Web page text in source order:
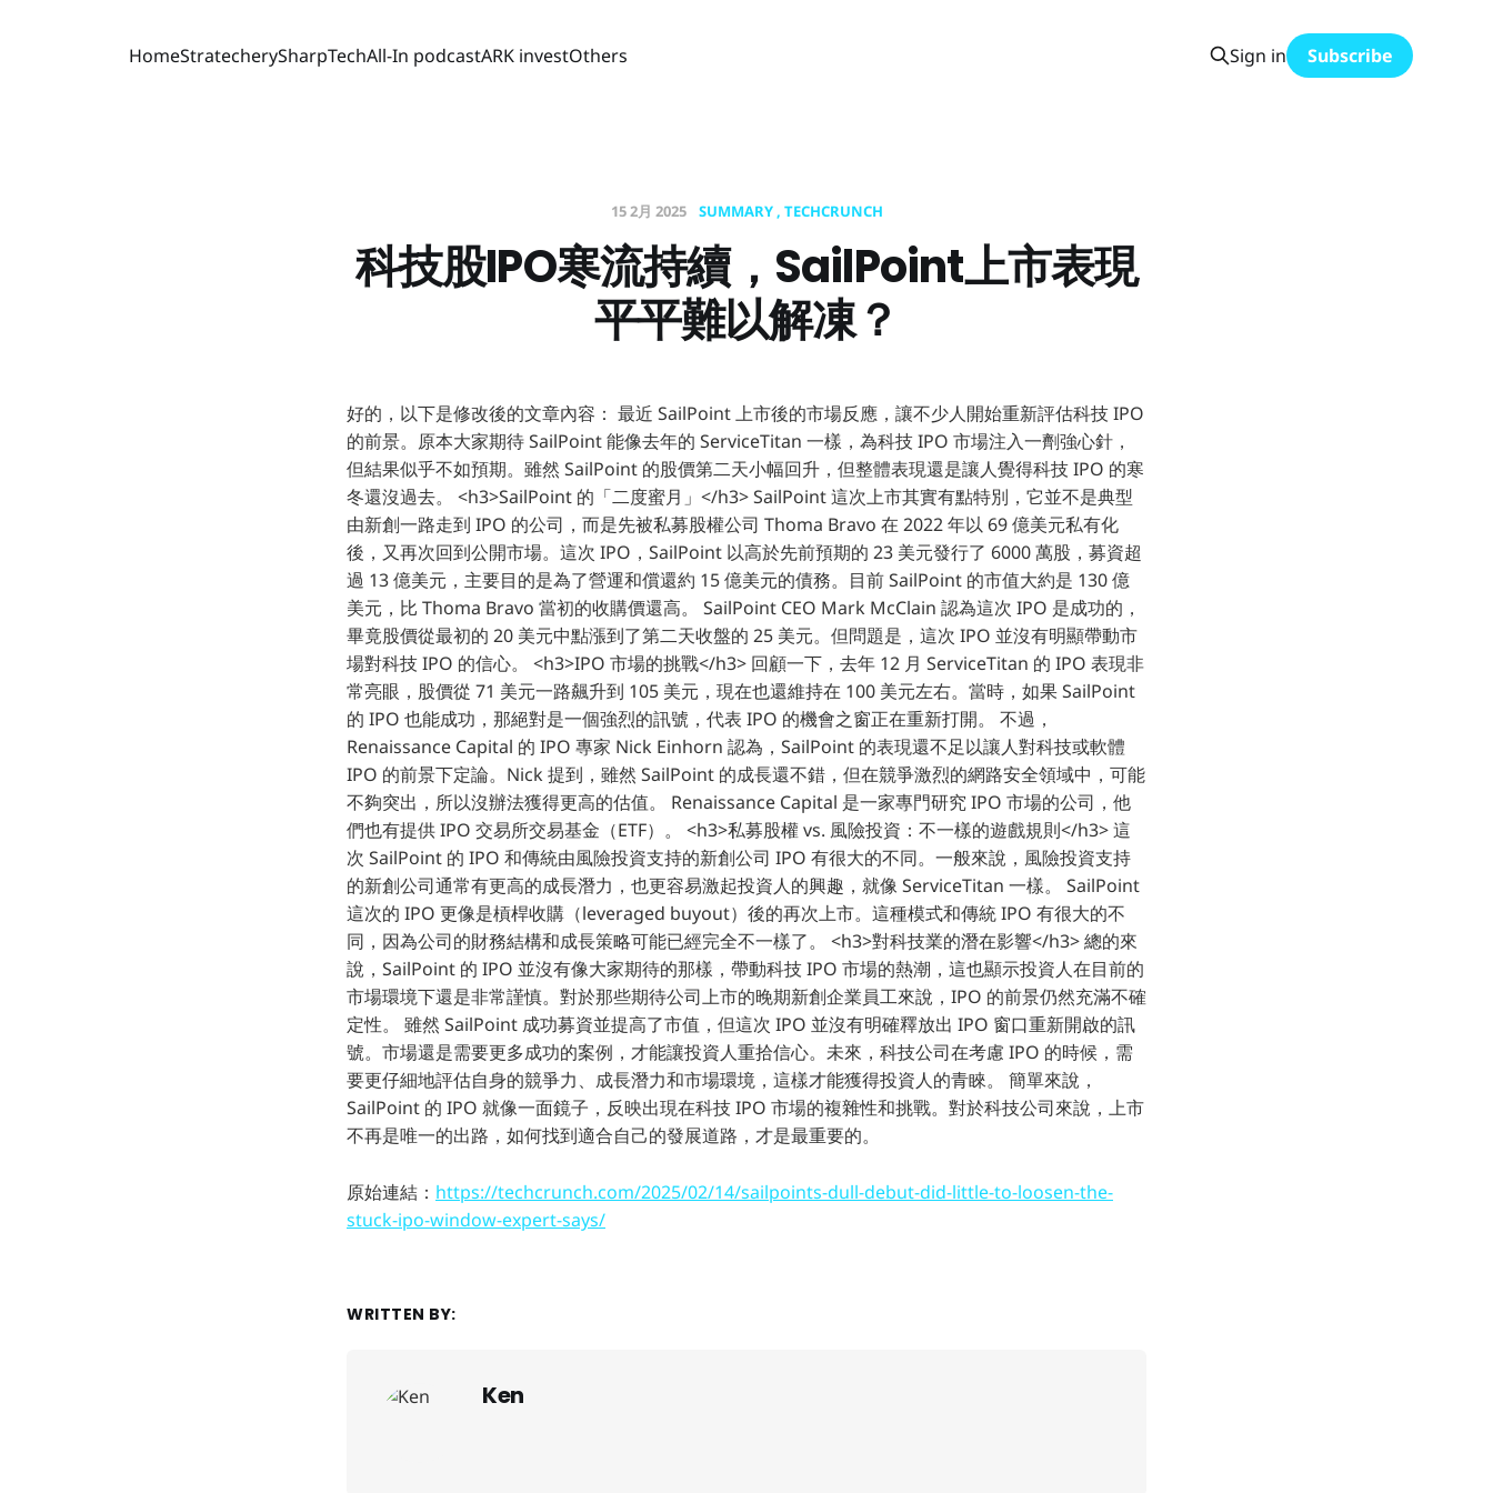
HomeStratecherySharpTechAll-In podcastARK investOthers Sign in Subscribe
15 2月 2025 SUMMARY TECHCRUNCH
科技股IPO寒流持續，SailPoint上市表現
平平難以解凍？
好的，以下是修改後的文章內容： 最近 SailPoint 上市後的市場反應，讓不少人開始重新評估科技 IPO
的前景。原本大家期待 SailPoint 能像去年的 ServiceTitan 一樣，為科技 IPO 市場注入一劑強心針，
但結果似乎不如預期。雖然 SailPoint 的股價第二天小幅回升，但整體表現還是讓人覺得科技 IPO 的寒
冬還沒過去。 <h3>SailPoint 的「二度蜜月」</h3> SailPoint 這次上市其實有點特別，它並不是典型
由新創一路走到 IPO 的公司，而是先被私募股權公司 Thoma Bravo 在 2022 年以 69 億美元私有化
後，又再次回到公開市場。這次 IPO，SailPoint 以高於先前預期的 23 美元發行了 6000 萬股，募資超
過 13 億美元，主要目的是為了營運和償還約 15 億美元的債務。目前 SailPoint 的市值大約是 130 億
美元，比 Thoma Bravo 當初的收購價還高。 SailPoint CEO Mark McClain 認為這次 IPO 是成功的，
畢竟股價從最初的 20 美元中點漲到了第二天收盤的 25 美元。但問題是，這次 IPO 並沒有明顯帶動市
場對科技 IPO 的信心。 <h3>IPO 市場的挑戰</h3> 回顧一下，去年 12 月 ServiceTitan 的 IPO 表現非
常亮眼，股價從 71 美元一路飆升到 105 美元，現在也還維持在 100 美元左右。當時，如果 SailPoint
的 IPO 也能成功，那絕對是一個強烈的訊號，代表 IPO 的機會之窗正在重新打開。 不過，
Renaissance Capital 的 IPO 專家 Nick Einhorn 認為，SailPoint 的表現還不足以讓人對科技或軟體
IPO 的前景下定論。Nick 提到，雖然 SailPoint 的成長還不錯，但在競爭激烈的網路安全領域中，可能
不夠突出，所以沒辦法獲得更高的估值。 Renaissance Capital 是一家專門研究 IPO 市場的公司，他
們也有提供 IPO 交易所交易基金（ETF）。 <h3>私募股權 vs. 風險投資：不一樣的遊戲規則</h3> 這
次 SailPoint 的 IPO 和傳統由風險投資支持的新創公司 IPO 有很大的不同。一般來說，風險投資支持
的新創公司通常有更高的成長潛力，也更容易激起投資人的興趣，就像 ServiceTitan 一樣。 SailPoint
這次的 IPO 更像是槓桿收購（leveraged buyout）後的再次上市。這種模式和傳統 IPO 有很大的不
同，因為公司的財務結構和成長策略可能已經完全不一樣了。 <h3>對科技業的潛在影響</h3> 總的來
說，SailPoint 的 IPO 並沒有像大家期待的那樣，帶動科技 IPO 市場的熱潮，這也顯示投資人在目前的
市場環境下還是非常謹慎。對於那些期待公司上市的晚期新創企業員工來說，IPO 的前景仍然充滿不確
定性。 雖然 SailPoint 成功募資並提高了市值，但這次 IPO 並沒有明確釋放出 IPO 窗口重新開啟的訊
號。市場還是需要更多成功的案例，才能讓投資人重拾信心。未來，科技公司在考慮 IPO 的時候，需
要更仔細地評估自身的競爭力、成長潛力和市場環境，這樣才能獲得投資人的青睞。 簡單來說，
SailPoint 的 IPO 就像一面鏡子，反映出現在科技 IPO 市場的複雜性和挑戰。對於科技公司來說，上市
不再是唯一的出路，如何找到適合自己的發展道路，才是最重要的。
原始連結： https://techcrunch.com/2025/02/14/sailpoints-dull-debut-did-little-to-loosen-the-
stuck-ipo-window-expert-says/
WRITTEN BY:
Ken